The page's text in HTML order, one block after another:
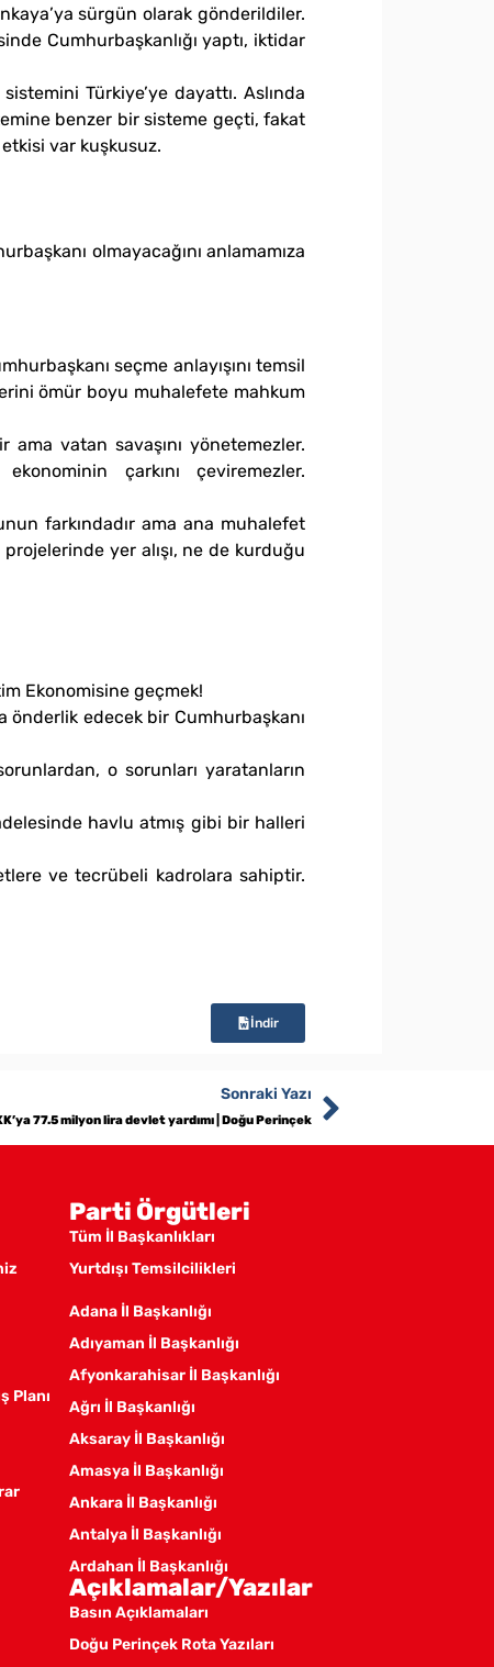
sürgün olarak gönderildiler.
Cumhurbaşkanlığı yaptı, iktidar
Türkiye’ye dayattı. Aslında
benzer bir sisteme geçti, fakat
etkisi var kuşkusuz.
olmayacağını anlamamıza
seçme anlayışını temsil
ömür boyu muhalefete mahkum
ama vatan savaşını yönetemezler.
çarkını çeviremezler.
farkındadır ama ana muhalefet
yer alışı, ne de kurduğu
Ekonomisine geçmek!
önderlik edecek bir Cumhurbaşkanı
o sorunları yaratanların
havlu atmış gibi bir halleri
ve tecrübeli kadrolara sahiptir.
İndir
Sonraki Yazı
77.5 milyon lira devlet yardımı | Doğu Perinçek
Planı
Parti Örgütleri
Tüm İl Başkanlıkları
Yurtdışı Temsilcilikleri
Adana İl Başkanlığı
Adıyaman İl Başkanlığı
Afyonkarahisar İl Başkanlığı
Ağrı İl Başkanlığı
Aksaray İl Başkanlığı
Amasya İl Başkanlığı
Ankara İl Başkanlığı
Antalya İl Başkanlığı
Ardahan İl Başkanlığı
Artvin İl Başkanlığı
Açıklamalar/Yazılar
Basın Açıklamaları
Doğu Perinçek Rota Yazıları